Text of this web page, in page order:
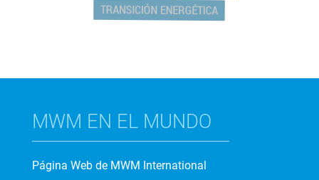
TRANSICIÓN ENERGÉTICA
MWM EN EL MUNDO
Página Web de MWM International